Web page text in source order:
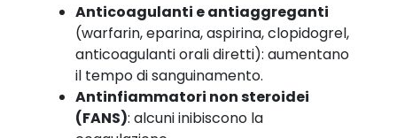
Anticoagulanti e antiaggreganti
(warfarin, eparina, aspirina, clopidogrel,
anticoagulanti orali diretti): aumentano
il tempo di sanguinamento.
Antinfiammatori non steroidei
(FANS): alcuni inibiscono la